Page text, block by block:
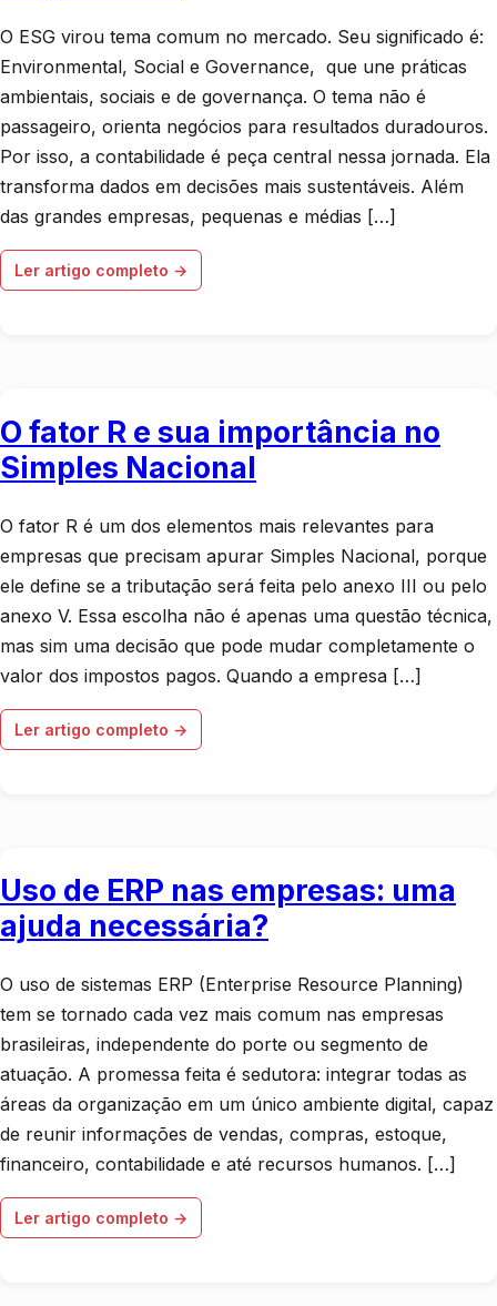
O ESG virou tema comum no mercado. Seu significado é:
Environmental, Social e Governance, que une práticas
ambientais, sociais e de governança. O tema não é
passageiro, orienta negócios para resultados duradouros.
Por isso, a contabilidade é peça central nessa jornada. Ela
transforma dados em decisões mais sustentáveis. Além
das grandes empresas, pequenas e médias […]
Ler artigo completo →
O fator R e sua importância no
Simples Nacional
O fator R é um dos elementos mais relevantes para
empresas que precisam apurar Simples Nacional, porque
ele define se a tributação será feita pelo anexo III ou pelo
anexo V. Essa escolha não é apenas uma questão técnica,
mas sim uma decisão que pode mudar completamente o
valor dos impostos pagos. Quando a empresa […]
Ler artigo completo →
Uso de ERP nas empresas: uma
ajuda necessária?
O uso de sistemas ERP (Enterprise Resource Planning)
tem se tornado cada vez mais comum nas empresas
brasileiras, independente do porte ou segmento de
atuação. A promessa feita é sedutora: integrar todas as
áreas da organização em um único ambiente digital, capaz
de reunir informações de vendas, compras, estoque,
financeiro, contabilidade e até recursos humanos. […]
Ler artigo completo →